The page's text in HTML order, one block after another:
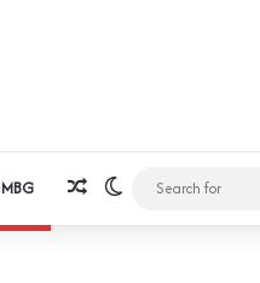
MBG Random Article
Switch skin